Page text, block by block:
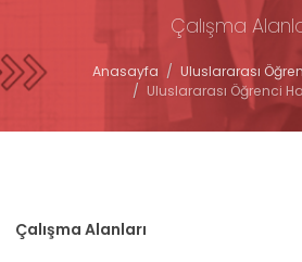
Çalışma
Anasayfa
Uluslararası
Uluslararası Öğrenci
Çalışma Alanları